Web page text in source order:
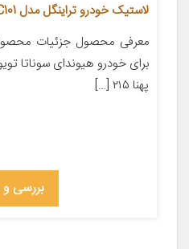
لاستیک خودرو تراینگل مدل TC101 سایز 215/55R17
پهنا ۲۱۵ […]
بررسی